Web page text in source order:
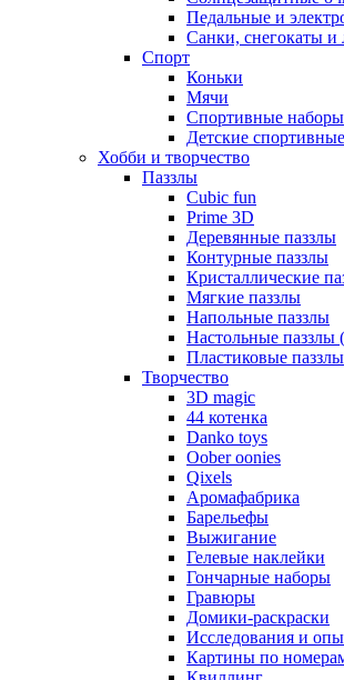
Педальные и
Санки, снегокаты
Спорт
Коньки
Мячи
Спортивные наборы
Детские
Хобби и творчество
Паззлы
Cubic fun
Prime 3D
Деревянные паззлы
Контурные паззлы
Кристаллические
Мягкие паззлы
Напольные паззлы
Настольные паззлы
Пластиковые паззлы
Творчество
3D magic
44 котенка
Danko toys
Oober oonies
Qixels
Аромафабрика
Барельефы
Выжигание
Гелевые наклейки
Гончарные наборы
Гравюры
Домики-раскраски
Исследования и
Картины по